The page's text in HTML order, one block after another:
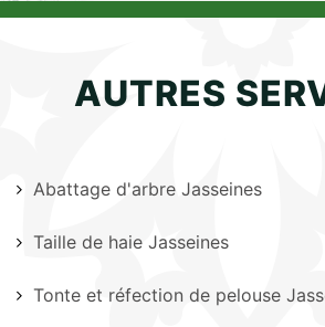
AUTRES
Abattage d'arbre Jasseines
Taille de haie Jasseines
Tonte et réfection de pelouse